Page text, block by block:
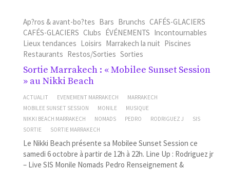
Ap?ros & avant-bo?tes Bars Brunchs CAFÉS-GLACIERS
CAFÉS-GLACIERS Clubs ÉVÉNEMENTS Incontournables
Lieux tendances Loisirs Marrakech la nuit Piscines
Restaurants Restos/Sorties Sorties
Sortie Marrakech : « Mobilee Sunset Session
» au Nikki Beach
ACTUALIT EVENEMENT MARRAKECH
MARRAKECH
MOBILEE SUNSET SESSION
MONILE
MUSIQUE
NIKKI BEACH MARRAKECH
NOMADS PEDRO RODRIGUEZ J
SIS
SORTIE
SORTIE MARRAKECH
Le Nikki Beach présente sa Mobilee Sunset Session ce
samedi 6 octobre à partir de 12h à 22h. Line Up : Rodriguez jr
– Live SIS Monile Nomads Pedro Renseignement &